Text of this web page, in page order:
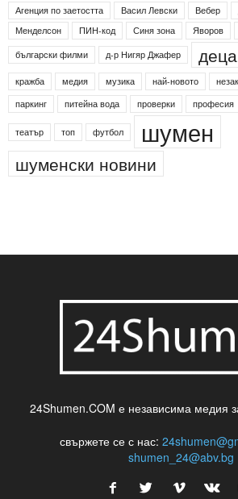
Агенция по заетостта
Васил Левски Вебер
Менделсон
ПИН-код Синя зона Яворов
български филми
д-р Нигяр Джафер деца
кражба медия музика най-новото
паркинг питейна вода проверки професия
театър топ футбол шумен
шуменски новини
24Shumen.COM е независима медия
свържете се с нас:
shumen_24@abv.bg